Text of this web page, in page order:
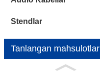
Stendlar
Tanlangan mahsulotlar